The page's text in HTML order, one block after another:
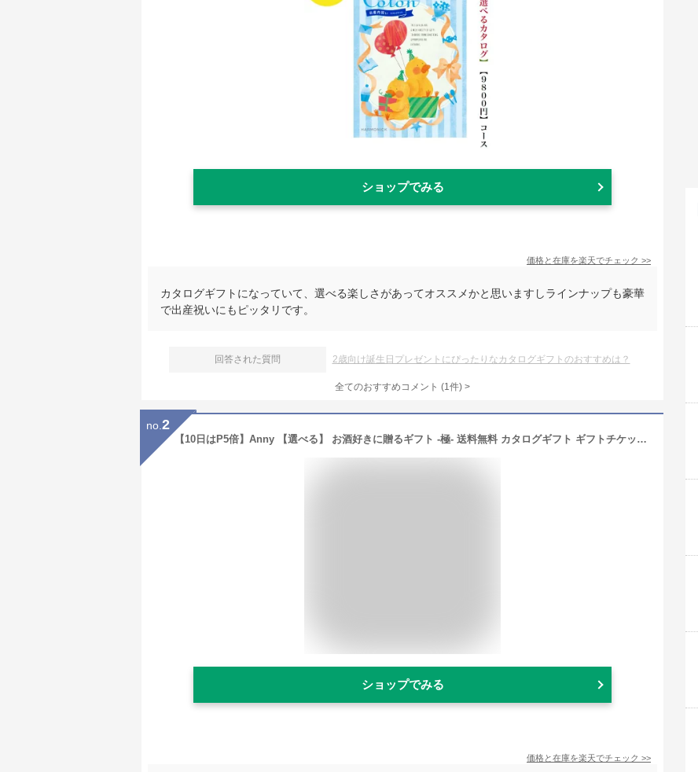
ショップでみる
価格と在庫を楽天でチェック >>
カタログギフトになっていて、選べる楽しさがあってオススメかと思いますしラインナップも豪華
で出産祝いにもピッタリです。
回答された質問 2歳向け誕生日プレゼントにぴったりなカタログギフトのおすすめは？
全てのおすすめコメント (1件) >
no. 2
【10日はP5倍】Anny 【選べる】 お酒好きに贈るギフト -極- 送料無料 カタログギフト ギフトチケット ワイン お酒 ビール グラス お返し カタログ 結婚祝い 記念日 誕生日 贈り物 プレゼント ギフト おしゃれ 10000円 1万円 ザワウ 父の日 酒
ショップでみる
価格と在庫を楽天でチェック >>